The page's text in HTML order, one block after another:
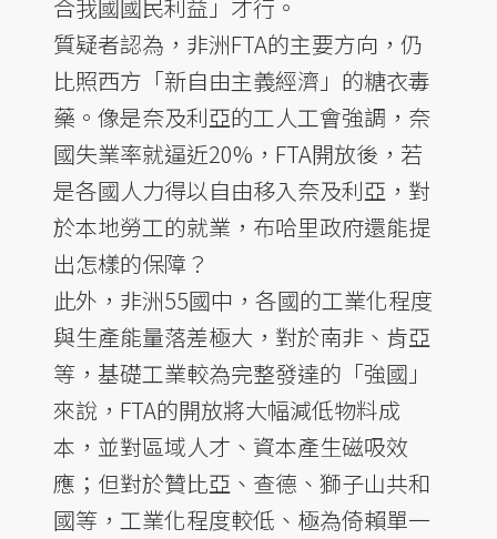
合我國國民利益」才行。
質疑者認為，非洲FTA的主要方向，仍
比照西方「新自由主義經濟」的糖衣毒
藥。像是奈及利亞的工人工會強調，奈
國失業率就逼近20%，FTA開放後，若
是各國人力得以自由移入奈及利亞，對
於本地勞工的就業，布哈里政府還能提
出怎樣的保障？
此外，非洲55國中，各國的工業化程度
與生產能量落差極大，對於南非、肯亞
等，基礎工業較為完整發達的「強國」
來說，FTA的開放將大幅減低物料成
本，並對區域人才、資本產生磁吸效
應；但對於贊比亞、查德、獅子山共和
國等，工業化程度較低、極為倚賴單一